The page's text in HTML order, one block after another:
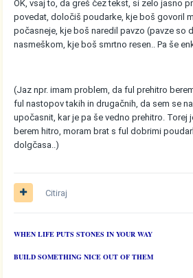
OK, vsaj to, da greš čez tekst, si zelo jasno
povedat, določiš poudarke, kje boš govoril
počasneje, kje boš naredil pavzo (pavze so
nasmeškom, kje boš smrtno resen.. Pa še
(Jaz npr. imam problem, da ful prehitro
ful nastopov takih in drugačnih, da sem se
upočasnit, kar je pa še vedno prehitro. Torej
berem hitro, moram brat s ful dobrimi
dolgčasa..)
Citiraj
WHEN LIFE PUTS STONES IN YOUR WAY
BUILD SOMETHING NICE OUT OF THEM